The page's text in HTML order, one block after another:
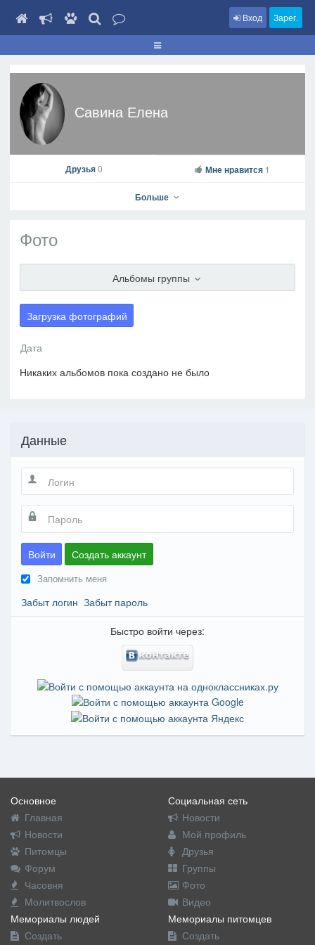
Вход Зарег.
Савина Елена
Савина Елена
В друзья
Друзья0 Мне нравится 1
Больше
Фото
Альбомы группы
Загрузка фотографий
Никаких альбомов пока создано не было
Данные
Войти Создать аккаунт
Запомнить меня
Забыт логин Забыт пароль
Быстро войти через:
Основное
Главная
Новости
Питомцы
Форум
Часовня
Молитвослов
Социальная сеть
Новости
Мой профиль
Друзья
Группы
Фото
Видео
Мемориалы людей
Создать
Мемориалы питомцев
Создать